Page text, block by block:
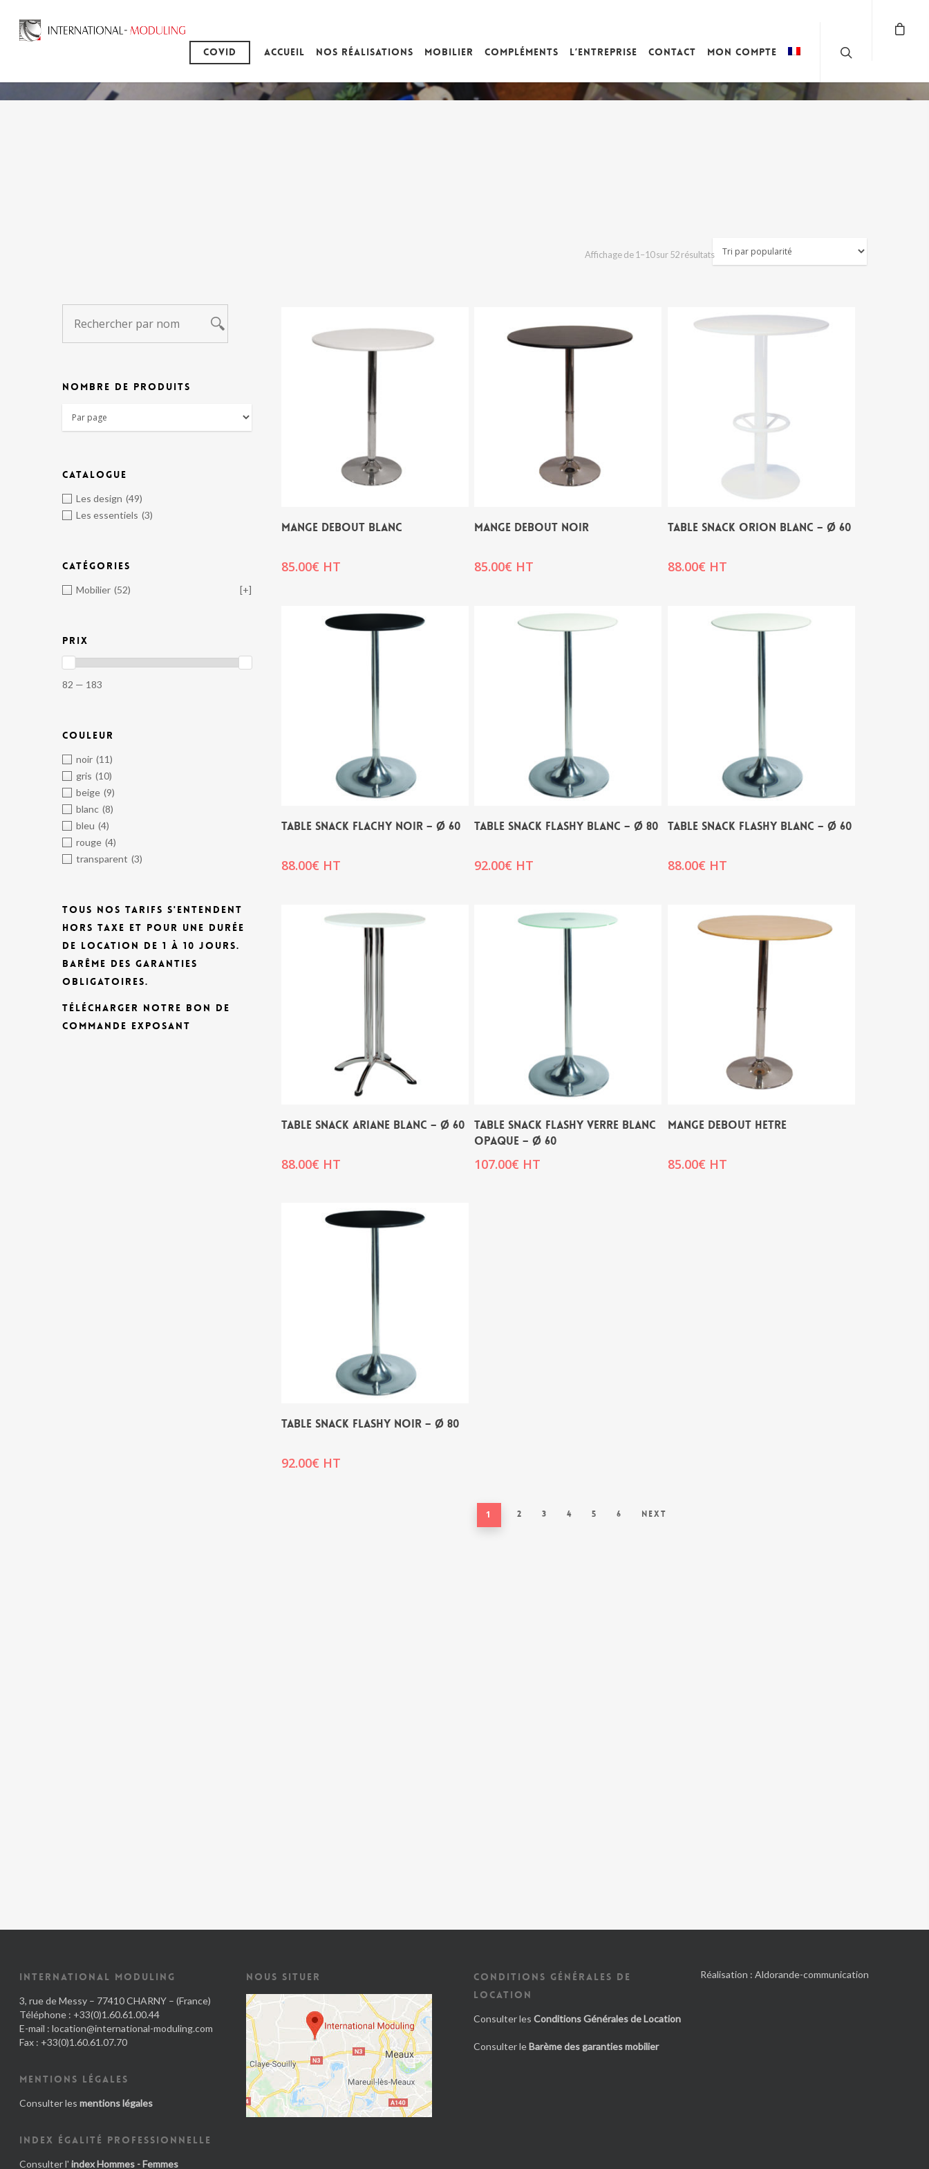
Covid Accueil Nos réalisations Mobilier Compléments L’entreprise Contact Mon compte
Affichage de 1–10 sur 52 résultatsTrié
par
NOMBRE DE PRODUITS
CATALOGUE
Les design (49)
Les essentiels (3)
CATÉGORIES
Mobilier (52) [+]
PRIX
82 — 183
COULEUR
noir (11)
gris (10)
beige (9)
blanc (8)
bleu (4)
rouge (4)
transparent (3)
TOUS NOS TARIFS S'ENTENDENT
HORS TAXE ET POUR UNE DURÉE
DE LOCATION DE 1 À 10 JOURS.
BARÊME DES GARANTIES
OBLIGATOIRES.
TÉLÉCHARGER NOTRE BON DE
COMMANDE EXPOSANT
MANGE DEBOUT BLANC
85.00€ HT
MANGE DEBOUT NOIR
85.00€ HT
TABLE SNACK ORION BLANC – Ø 60
88.00€ HT
TABLE SNACK FLACHY NOIR – Ø 60
88.00€ HT
TABLE SNACK FLASHY BLANC – Ø 80
92.00€ HT
TABLE SNACK FLASHY BLANC – Ø 60
88.00€ HT
TABLE SNACK ARIANE BLANC – Ø 60
88.00€ HT
TABLE SNACK FLASHY VERRE BLANC
OPAQUE – Ø 60
107.00€ HT
MANGE DEBOUT HETRE
85.00€ HT
TABLE SNACK FLASHY NOIR – Ø 80
92.00€ HT
1 2 3 4 5 6 Next
INTERNATIONAL MODULING
3, rue de Messy – 77410 CHARNY – (France)
Téléphone : +33(0)1.60.61.00.44
E-mail : location@international-moduling.com
Fax : +33(0)1.60.61.07.70
MENTIONS LÉGALES
Consulter les mentions légales
INDEX ÉGALITÉ PROFESSIONNELLE
Consulter l' index Hommes - Femmes
NOUS SITUER
CONDITIONS GÉNÉRALES DE
LOCATION
Consulter les Conditions Générales de Location
Consulter leBarème des garanties mobilier
Réalisation :Aldorande-communication